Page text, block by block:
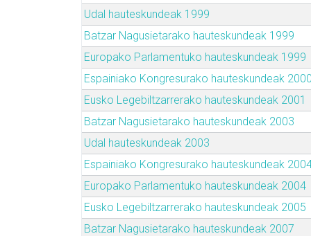
Udal hauteskundeak 1999
Batzar Nagusietarako hauteskundeak 1999
Europako Parlamentuko hauteskundeak 1999
Espainiako Kongresurako hauteskundeak 2000
Eusko Legebiltzarrerako hauteskundeak 2001
Batzar Nagusietarako hauteskundeak 2003
Udal hauteskundeak 2003
Espainiako Kongresurako hauteskundeak
Europako Parlamentuko hauteskundeak 2004
Eusko Legebiltzarrerako hauteskundeak 2005
Batzar Nagusietarako hauteskundeak 2007